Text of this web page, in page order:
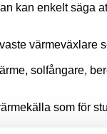
kan enkelt säga
värmeväxlare
solfångare,
som för